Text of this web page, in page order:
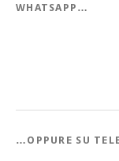
WHATSAPP…
…OPPURE SU